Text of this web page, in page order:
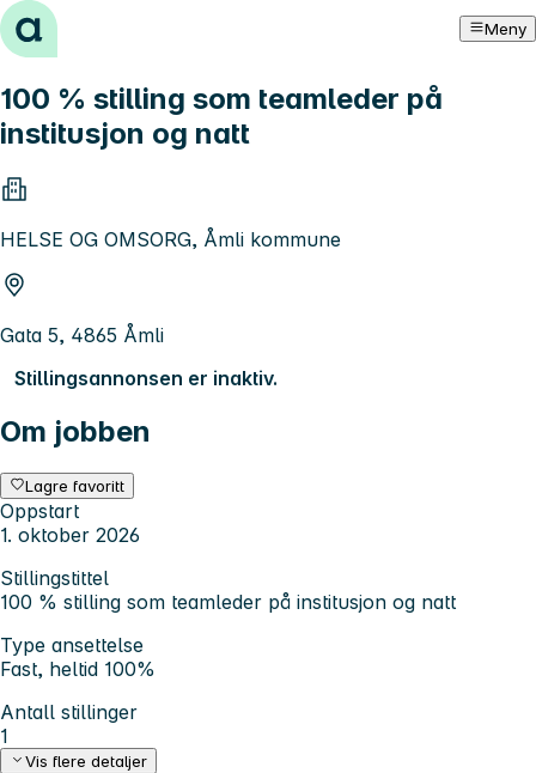
Hopp til innhold Meny
100 % stilling som teamleder på
institusjon og natt
HELSE OG OMSORG, Åmli kommune
Gata 5, 4865 Åmli
Stillingsannonsen er inaktiv.
Om jobben
Lagre favoritt
Oppstart
1. oktober 2026
Stillingstittel
100 % stilling som teamleder på institusjon og natt
Type ansettelse
Fast, heltid 100%
Antall stillinger
1
Vis flere detaljer